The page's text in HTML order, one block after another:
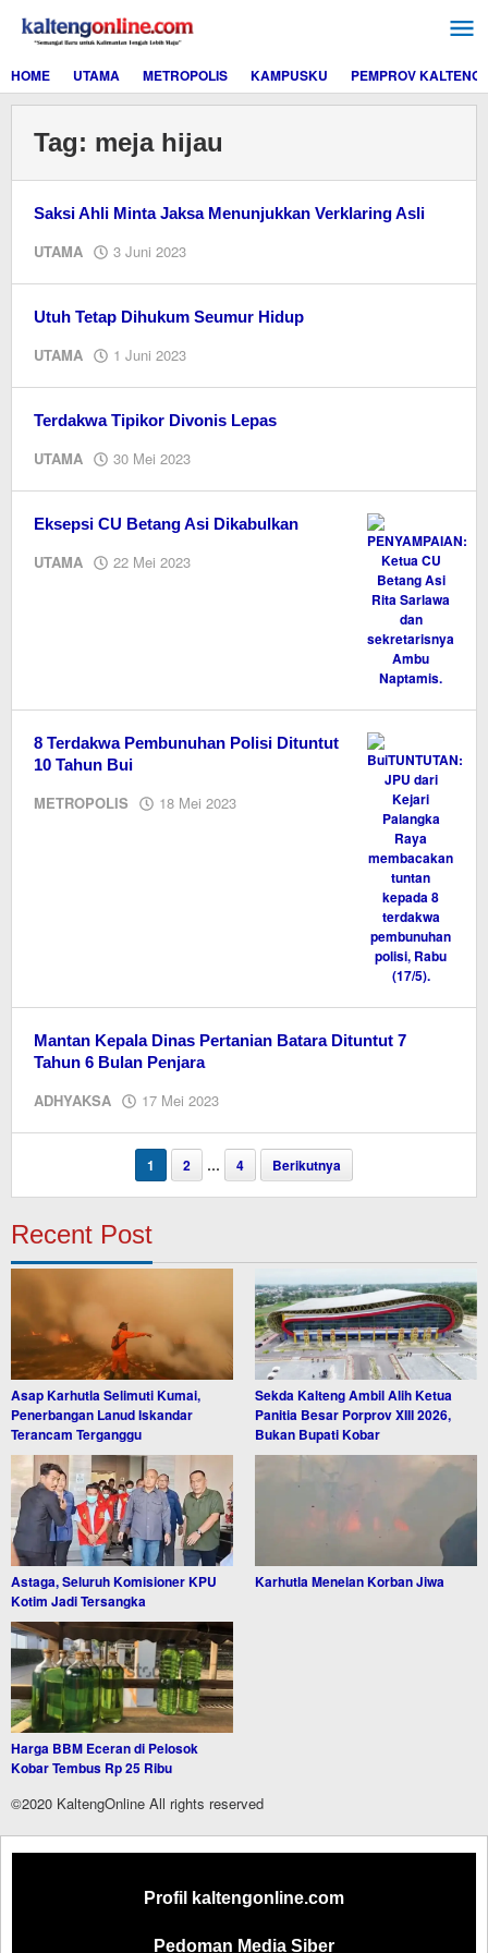
konten
HOME
UTAMA METROPOLIS KAMPUSKU PEMPROV KALTENG
Tag: meja hijau
Saksi Ahli Minta Jaksa Menunjukkan Verklaring Asli
UTAMA 3 Juni 2023
Utuh Tetap Dihukum Seumur Hidup
UTAMA 1 Juni 2023
Terdakwa Tipikor Divonis Lepas
UTAMA 30 Mei 2023
Eksepsi CU Betang Asi Dikabulkan
UTAMA 22 Mei 2023
8 Terdakwa Pembunuhan Polisi Dituntut
10 Tahun Bui
METROPOLIS 18 Mei 2023
Mantan Kepala Dinas Pertanian Batara Dituntut 7
Tahun 6 Bulan Penjara
ADHYAKSA 17 Mei 2023
1 2 … 4 Berikutnya
Recent Post
Asap Karhutla Selimuti Kumai,
Penerbangan Lanud Iskandar
Terancam Terganggu
Sekda Kalteng Ambil Alih Ketua
Panitia Besar Porprov XIII 2026,
Bukan Bupati Kobar
Astaga, Seluruh Komisioner KPU
Kotim Jadi Tersangka
Karhutla Menelan Korban Jiwa
Harga BBM Eceran di Pelosok
Kobar Tembus Rp 25 Ribu
©2020 KaltengOnline All rights reserved
Profil kaltengonline.com
Pedoman Media Siber